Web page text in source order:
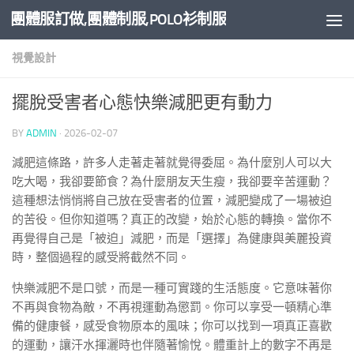
Skip to content
團體服訂做,團體制服,POLO衫制服
視覺設計
擺脫受害者心態快樂減肥更有動力
BY ADMIN · 2026-02-07
減肥這條路，許多人走著走著就覺得委屈。為什麼別人可以大
吃大喝，我卻要節食？為什麼朋友天生瘦，我卻要辛苦運動？
這種想法悄悄將自己放在受害者的位置，減肥變成了一場被迫
的苦役。但你知道嗎？真正的改變，始於心態的轉換。當你不
再覺得自己是「被迫」減肥，而是「選擇」為健康與美麗投資
時，整個過程的感受將截然不同。
快樂減肥不是口號，而是一種可實踐的生活態度。它意味著你
不再與食物為敵，不再視運動為懲罰。你可以享受一頓精心準
備的健康餐，感受食物原本的風味；你可以找到一項真正喜歡
的運動，讓汗水揮灑時也伴隨著愉悅。體重計上的數字不再是